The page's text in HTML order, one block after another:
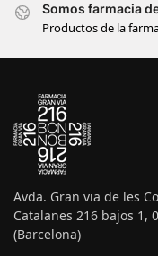
Somos farmacia
Productos de la
Avda. Gran via de les
Catalanes 216 bajos 1,
(Barcelona)